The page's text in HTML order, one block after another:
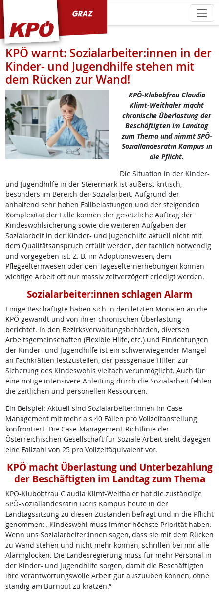
KPÖ warnt: Sozialarbeiter:innen in der
Kinder- und Jugendhilfe stehen mit
dem Rücken zur Wand!
KPÖ-Klubobfrau Claudia
Klimt-Weithaler macht
chronische Überlastung der
Beschäftigten im Landtag
zum Thema und nimmt SPÖ-
Soziallandesrätin Kampus in
die Pflicht.
Die Situation in der Kinder-
und Jugendhilfe in der Steiermark ist äußerst kritisch,
besonders im Bereich der Sozialarbeit. Aufgrund der
anhaltend sehr hohen Fallbelastungen und der steigenden
Komplexität der Fälle können der gesetzliche Auftrag der
Kindeswohlsicherung sowie die weiteren Aufgaben der
Sozialarbeit in der Kinder- und Jugendhilfe aktuell nicht mit
dem Qualitätsanspruch erfüllt werden, der fachlich notwendig
und vorgegeben ist. Z. B. im Adoptionswesen, dem
Pflegeelternwesen oder den Tageselternerhebungen können
wichtige Arbeit oft nur massiv zeitverzögert erledigt werden.
Sozialarbeiter:innen schlagen Alarm
Einige Beschäftigte haben sich in den letzten Monaten an die
KPÖ gewandt und von ihrer chronischen Überlastung
berichtet. In den Bezirksverwaltungsbehörden, diversen
Arbeitsgemeinschaften (Flexible Hilfe, etc.) und Einrichtungen
der Kinder- und Jugendhilfe ist ein schwerwiegender Mangel
an Fachkräften festzustellen, der passgenaue Hilfen zur
Sicherung des Kindeswohls vielfach verunmöglicht. Auch für
eine nötige intensivere Anleitung durch die Sozialarbeit fehlen
die zeitlichen und personellen Ressourcen.
Ein Beispiel: Aktuell sind Sozialarbeiter:innen im Case
Management mit mehr als 40 Fällen pro Vollzeitanstellung
konfrontiert. Die Case-Management-Richtlinie der
Österreichischen Gesellschaft für Soziale Arbeit sieht dagegen
eine Fallzahl von 25 pro Vollzeitäquivalent vor.
KPÖ macht Überlastung und Unterbezahlung
der Beschäftigten im Landtag zum Thema
KPÖ-Klubobfrau Claudia Klimt-Weithaler hat die zuständige
SPÖ-Soziallandesrätin Doris Kampus heute in der
Landtagssitzung zu diesen Zuständen befragt und in die Pflicht
genommen: „Kindeswohl muss immer höchste Priorität haben.
Wenn uns Sozialarbeiter:innen sagen, dass sie mit dem Rücken
zu Wand stehen und nicht mehr können, schrillen bei mir alle
Alarmglocken. Die Landesregierung muss für mehr Personal in
der Kinder- und Jugendhilfe sorgen, damit die Beschäftigten
ihre verantwortungswolle Arbeit gut auszuüben können, ohne
ständig am Burnout zu kratzen.“